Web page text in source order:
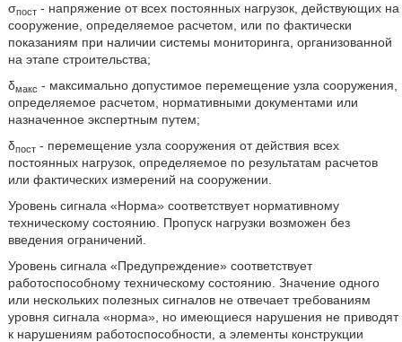
σпост- напряжение от всех постоянных нагрузок, действующих на
сооружение, определяемое расчетом, или по фактически
показаниям при наличии системы мониторинга, организованной
на этапе строительства;
δмакс - максимально допустимое перемещение узла сооружения,
определяемое расчетом, нормативными документами или
назначенное экспертным путем;
δпост- перемещение узла сооружения от действия всех
постоянных нагрузок, определяемое по результатам расчетов
или фактических измерений на сооружении.
Уровень сигнала «Норма» соответствует нормативному
техническому состоянию. Пропуск нагрузки возможен без
введения ограничений.
Уровень сигнала «Предупреждение» соответствует
работоспособному техническому состоянию. Значение одного
или нескольких полезных сигналов не отвечает требованиям
уровня сигнала «норма», но имеющиеся нарушения не приводят
к нарушениям работоспособности, а элементы конструкции